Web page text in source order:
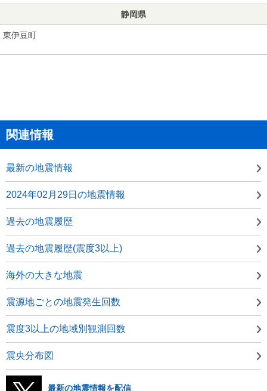
静岡県
東伊豆町
関連情報
最新の地震情報
2024年02月29日の地震情報
過去の地震履歴
過去の地震履歴(震度3以上)
海外の大きな地震
震源地ごとの地震発生回数
震度3以上の地域別観測回数
震央分布図
最新の地震情報を配信